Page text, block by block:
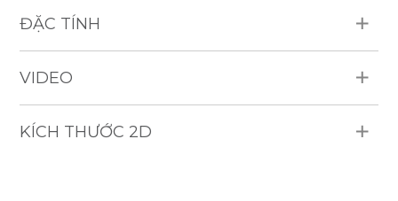
ĐẶC TÍNH
bọc trong nhà, không có viền trang trí.
Sản Phẩm Bao Gồm: 2 Ghế, 1 Bàn Gỗ.
Sức Chứa: 2 người.
VIDEO
KÍCH THƯỚC 2D